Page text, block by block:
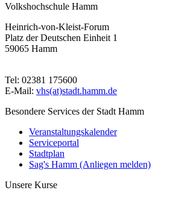
Volkshochschule Hamm
Heinrich-von-Kleist-Forum
Platz der Deutschen Einheit 1
59065 Hamm
Tel: 02381 175600
E-Mail: vhs(at)stadt.hamm.de
Besondere Services der Stadt Hamm
Veranstaltungskalender
Serviceportal
Stadtplan
Sag's Hamm (Anliegen melden)
Unsere Kurse